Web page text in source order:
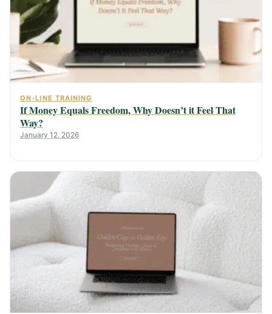
ON-LINE TRAINING
If Money Equals Freedom, Why Doesn’t it Feel That
Way?
January 12, 2026